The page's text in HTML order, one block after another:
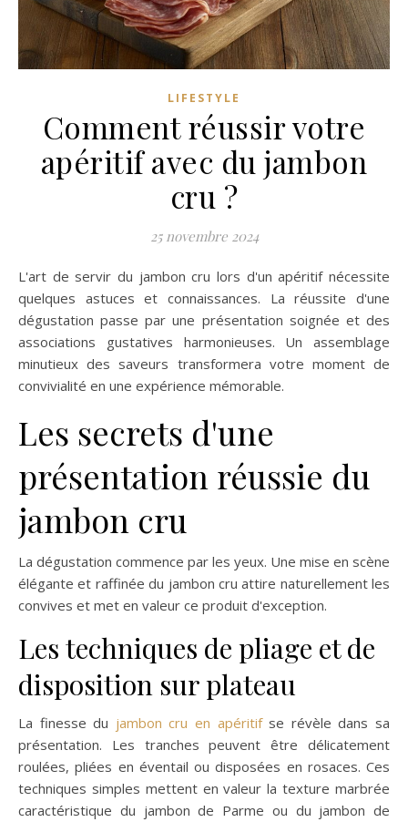
LIFESTYLE
Comment réussir votre
apéritif avec du jambon
cru ?
25 novembre 2024
L'art de servir du jambon cru lors d'un apéritif nécessite
quelques astuces et connaissances. La réussite d'une
dégustation passe par une présentation soignée et des
associations gustatives harmonieuses. Un assemblage
minutieux des saveurs transformera votre moment de
convivialité en une expérience mémorable.
Les secrets d'une
présentation réussie du
jambon cru
La dégustation commence par les yeux. Une mise en scène
élégante et raffinée du jambon cru attire naturellement les
convives et met en valeur ce produit d'exception.
Les techniques de pliage et de
disposition sur plateau
La finesse du jambon cru en apéritifse révèle dans sa
présentation. Les tranches peuvent être délicatement
roulées, pliées en éventail ou disposées en rosaces. Ces
techniques simples mettent en valeur la texture marbrée
caractéristique du jambon de Parme ou du jambon de